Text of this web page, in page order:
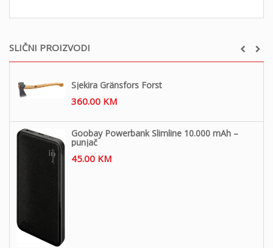
SLIČNI PROIZVODI
Sjekira Gränsfors Forst
360.00 KM
Goobay Powerbank Slimline 10.000 mAh –
punjač
45.00 KM